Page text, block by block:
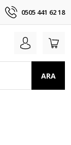
0505 441 62 18
ARA